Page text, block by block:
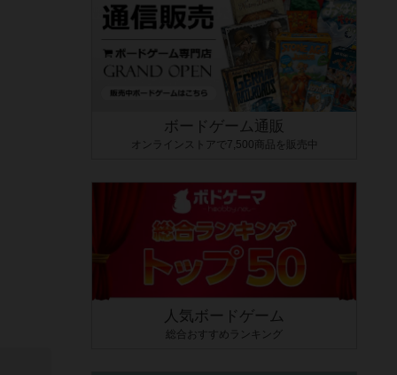
ボードゲーム通販
オンラインストアで7,500商品を販売中
人気ボードゲーム
総合おすすめランキング